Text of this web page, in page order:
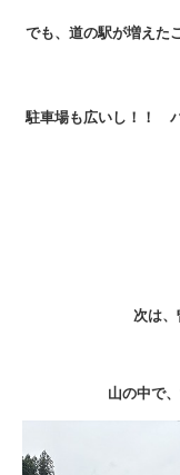
でも、道の駅が増えた
駐車場も広いし！！
次は
山の中で